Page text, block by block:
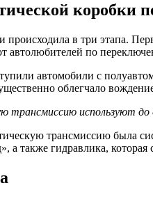
коробки
происходила в три этапа.
автолюбителей по
автомобили с
облегчало
трансмиссию используют до
трансмиссию была
а также гидравлика,